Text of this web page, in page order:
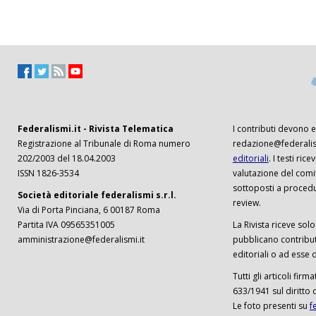
Federalismi.it - Rivista Telematica
Registrazione al Tribunale di Roma numero
202/2003 del 18.04.2003
ISSN 1826-3534
Società editoriale federalismi s.r.l.
Via di Porta Pinciana, 6 00187 Roma
Partita IVA 09565351005
amministrazione@federalismi.it
I contributi devono
editoriali. I testi
valutazione del
sottoposti a
review.
La Rivista riceve
pubblicano
editoriali o ad esse
Tutti gli articoli
633/1941 sul diritto
Le foto presenti su